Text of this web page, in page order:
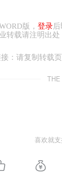
版， 登录
转载请注明出处
接：请复制转载页
THE
喜欢就